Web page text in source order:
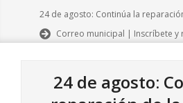
24 de agosto: Continúa la
Correo municipal | Inscríbete y
24 de agosto: